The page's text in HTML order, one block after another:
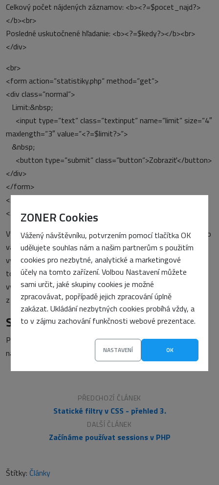
ZONER Cookies
Vážený návštěvníku, potvrzením pomocí tlačítka OK
udělujete souhlas nám a našim partnerům s použitím
cookies pro nezbytné, analytické a marketingové
účely na tomto zařízení. Volbou Nastavení můžete
sami určit, jaké skupiny cookies je možné
zpracovávat, popřípadě jejich zpracování úplně
zakázat. Ukládání nezbytných cookies probíhá vždy, a
to v zájmu zachování funkčnosti webové prezentace.
NASTAVENÍ OK
Celkový počet nájdených záznamov: <b><?=$pocet_najd?>
</b><br>
Posledné uskutočnené hľadanie: <b><?=$kedy?></b><br>
</div>
<br>
<form action=“statistiky.php“ method=“get“>
<div class=“normal“>
Limit:&nbsp;
<input type=“text“ class=“textinput“ name=“limit“ size=“4″
maxlength=“3″ value=“<?=$limit?>“>
&nbsp;
<button type=“submit“ class=“button“>Zobraziť</button>
</div>
</form>
</body>
</html>
Vyhľadávač si do svojich stránok vložíte naozaj jednoducho, po
väčšine stačí len prepísať pár premenných a názvov,
vyhľadávač funguje ľahko a bezproblémovo. Podrobnejšie o
tom som písal v predchádzajúcich článkoch. Kompletný
vyhľadávač som pomenil podľa niektorých námetov
z príspevkov v diskusii a preto ponúkam jeho vylepšenú verziu
Starší komentáře ke článku
Pokud máte zájem o starší komentáře k tomuto článku,
naleznete je
PŘEDCHOZÍ ČLÁNEK
Statické filtry v CSS - přehled 3.
DALŠÍ ČLÁNEK
Začínáme používat sessions v PHP
Štítky: Články